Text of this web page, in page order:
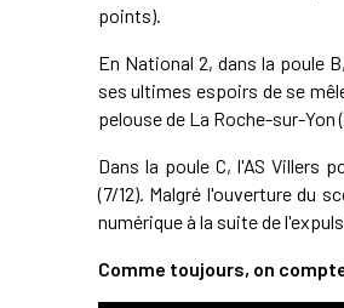
points).
En National 2, dans la poule
ses ultimes espoirs de se
pelouse de La Roche-sur-Yon
Dans la poule C, l'AS Villers
(7/12). Malgré l'ouverture du
numérique à la suite de
Comme toujours, on